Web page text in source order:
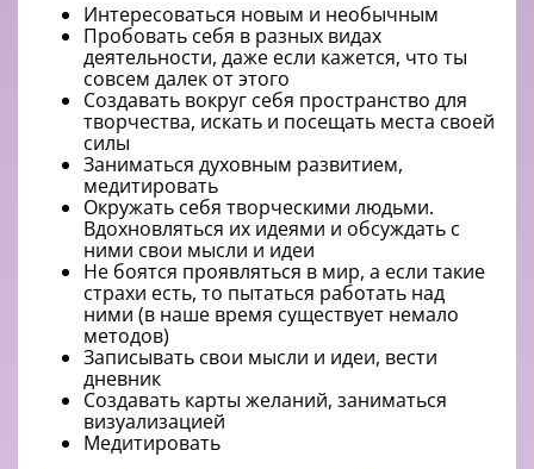
Интересоваться новым и необычным
Пробовать себя в разных видах
деятельности, даже если кажется, что ты
совсем далек от этого
Создавать вокруг себя пространство для
творчества, искать и посещать места своей
силы
Заниматься духовным развитием,
медитировать
Окружать себя творческими людьми.
Вдохновляться их идеями и обсуждать с
ними свои мысли и идеи
Не боятся проявляться в мир, а если такие
страхи есть, то пытаться работать над
ними (в наше время существует немало
методов)
Записывать свои мысли и идеи, вести
дневник
Создавать карты желаний, заниматься
визуализацией
Медитировать